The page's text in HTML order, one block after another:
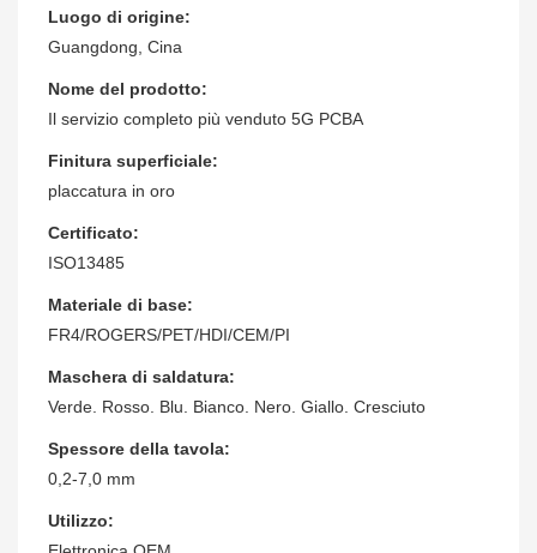
Luogo di origine:
Guangdong, Cina
Nome del prodotto:
Il servizio completo più venduto 5G PCBA
Finitura superficiale:
placcatura in oro
Certificato:
ISO13485
Materiale di base:
FR4/ROGERS/PET/HDI/CEM/PI
Maschera di saldatura:
Verde. Rosso. Blu. Bianco. Nero. Giallo. Cresciuto
Spessore della tavola:
0,2-7,0 mm
Utilizzo: